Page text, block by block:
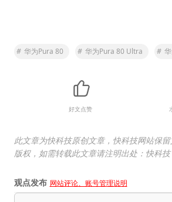
# 华为Pura 80 # 华为Pura 80 Ultra #
好文点赞
此文章为快科技原创文章，快科技网站保
版权，如需转载此文章请注明出处：快科技
观点发布 网站评论、账号管理说明